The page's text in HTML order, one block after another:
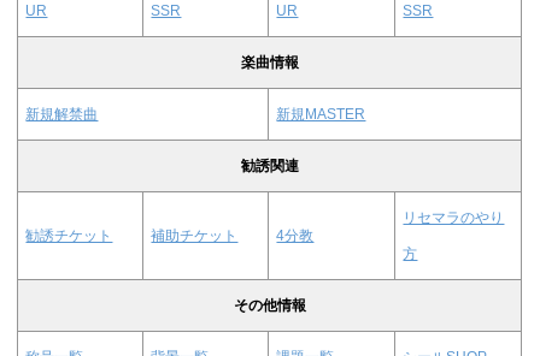
UR SSR UR SSR
楽曲情報
新規解禁曲 新規MASTER
勧誘関連
勧誘チケット 補助チケット 4分教
リセマラのやり
方
その他情報